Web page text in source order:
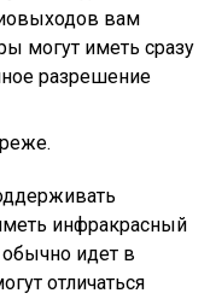
вам
могут иметь сразу
разрешение
инфракрасный
идет в
отличаться